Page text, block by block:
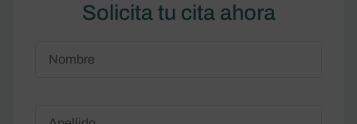
Solicita tu cita ahora